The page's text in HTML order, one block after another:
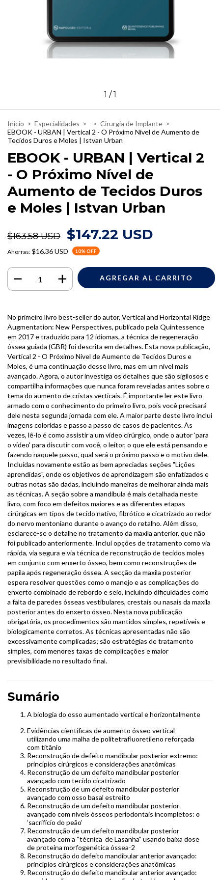
1 /1
Inicio > Especialidades > > Cirurgia de Implante >
EBOOK - URBAN | Vertical 2 - O Próximo Nível de Aumento de
Tecidos Duros e Moles | Istvan Urban
EBOOK - URBAN | Vertical 2
- O Próximo Nível de
Aumento de Tecidos Duros
e Moles | Istvan Urban
$163.58 USD $147.22 USD
Ahorras: $16.36 USD 10% OFF
No primeiro livro best-seller do autor, Vertical and Horizontal Ridge
Augmentation: New Perspectives, publicado pela Quintessence
em 2017 e traduzido para 12 idiomas, a técnica de regeneração
óssea guiada (GBR) foi descrita em detalhes. Esta nova publicação,
Vertical 2 - O Próximo Nível de Aumento de Tecidos Duros e
Moles, é uma continuação desse livro, mas em um nível mais
avançado. Agora, o autor investiga os detalhes que são sigilosos e
compartilha informações que nunca foram reveladas antes sobre o
tema do aumento de cristas verticais. É importante ler este livro
armado com o conhecimento do primeiro livro, pois você precisará
dele nesta segunda jornada com ele. A maior parte deste livro inclui
imagens coloridas e passo a passo de casos de pacientes. Às
vezes, lê-lo é como assistir a um vídeo cirúrgico, onde o autor 'para
o vídeo' para discutir com você, o leitor, o que ele está pensando e
fazendo naquele passo, qual será o próximo passo e o motivo dele.
Incluídas novamente estão as bem apreciadas seções "Lições
aprendidas", onde os objetivos de aprendizagem são enfatizados e
outras notas são dadas, incluindo maneiras de melhorar ainda mais
as técnicas. A seção sobre a mandíbula é mais detalhada neste
livro, com foco em defeitos maiores e as diferentes etapas
cirúrgicas em tipos de tecido nativo, fibrótico e cicatrizado ao redor
do nervo mentoniano durante o avanço do retalho. Além disso,
esclarece-se o detalhe no tratamento da maxila anterior, que não
foi publicado anteriormente. Inclui opções de tratamento como via
rápida, via segura e via técnica de reconstrução de tecidos moles
em conjunto com enxerto ósseo, bem como reconstruções de
papila após regeneração óssea. A secção da maxila posterior
espera resolver questões como o manejo e as complicações do
enxerto combinado de rebordo e seio, incluindo dificuldades como
a falta de paredes ósseas vestibulares, crestais ou nasais da maxila
posterior antes do enxerto ósseo. Nesta nova publicação
obrigatória, os procedimentos são mantidos simples, repetíveis e
biologicamente corretos. As técnicas apresentadas não são
excessivamente complicadas; são estratégias de tratamento
simples, com menores taxas de complicações e maior
previsibilidade no resultado final.
Sumário
A biologia do osso aumentado vertical e horizontalmente
Evidências científicas de aumento ósseo vertical
utilizando uma malha de politetrafluoretileno reforçada
com titânio
Reconstrução de defeito mandibular posterior extremo:
princípios cirúrgicos e considerações anatômicas
Reconstrução de um defeito mandibular posterior
avançado com tecido cicatrizado
Reconstrução de um defeito mandibular posterior
avançado com osso basal estreito
Reconstrução de um defeito mandibular posterior
avançado com níveis ósseos periodontais incompletos: o
‘sacrifício do peão’
Reconstrução de um defeito mandibular posterior
avançado com a “técnica de Lasanha” usando baixa dose
de proteína morfogenética óssea-2
Reconstrução do defeito mandibular anterior avançado:
princípios cirúrgicos e considerações anatômicas
Reconstrução do defeito mandibular anterior avançado: